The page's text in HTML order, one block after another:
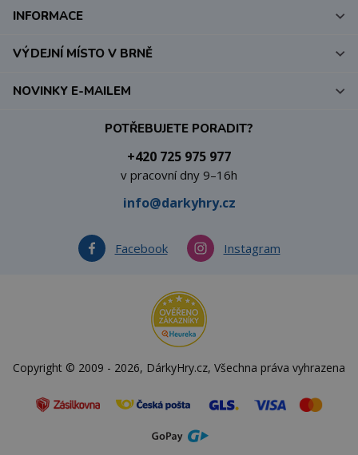
INFORMACE
VÝDEJNÍ MÍSTO V BRNĚ
POTŘEBUJETE PORADIT?
+420 725 975 977
v pracovní dny 9–16h
info@darkyhry.cz
Facebook Instagram
NOVINKY E-MAILEM
Copyright © 2009 - 2026, DárkyHry.cz, Všechna práva vyhrazena